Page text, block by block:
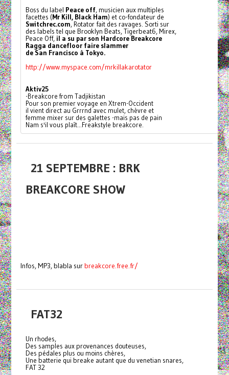
Boss du label Peace off, musicien aux multiples
facettes (Mr Kill, Black Ham) et co-fondateur de
Switchrec.com, Rotator fait des ravages. Sorti sur
des labels tel que Brooklyn Beats, Tigerbeat6, Mirex,
Peace Off, il a su par son Hardcore Breakcore
Ragga dancefloor faire slammer
de San Francisco à Tokyo.
http://www.myspace.com/mrkillakarotator
Aktiv25
-Breakcore from Tadjikistan
Pour son premier voyage en Xtrem-Occident
il vient direct au Grrrnd avec mulet, chèvre et
femme mixer sur des galettes -mais pas de pain
Nam s'il vous plaît...Freakstyle breakcore.
21 SEPTEMBRE : BRK
BREAKCORE SHOW
Infos, MP3, blabla surbreakcore.free.fr/
FAT32
Un rhodes,
Des samples aux provenances douteuses,
Des pédales plus ou moins chères,
Une batterie qui breake autant que du venetian snares,
FAT 32